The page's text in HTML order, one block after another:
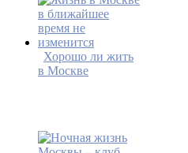
Хорошо ли жить
в Москве